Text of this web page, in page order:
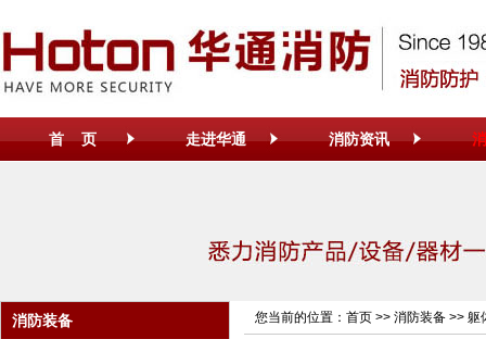
首 页 走进华通 消防资讯
消防装备 您当前的位置： 首页 >> 消防装备 >> 躯